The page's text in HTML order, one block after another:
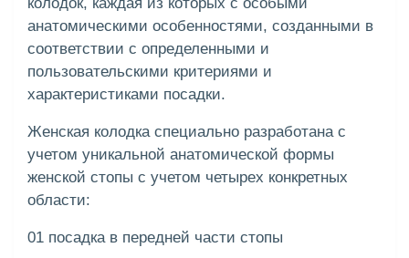
анатомическими особенностями, созданными в
соответствии с определенными и
пользовательскими критериями и
характеристиками посадки.
Женская колодка специально разработана с
учетом уникальной анатомической формы
женской стопы с учетом четырех конкретных
области:
01 посадка в передней части стопы